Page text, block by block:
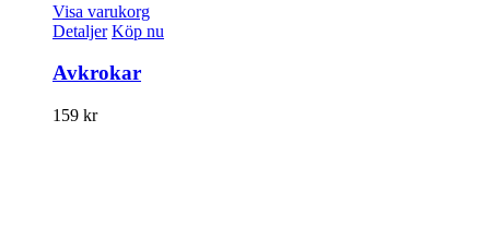
Visa varukorg
Detaljer Köp nu
Avkrokar
159 kr